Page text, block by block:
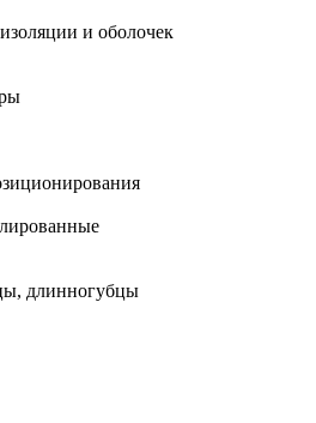
и оболочек
длинногубцы